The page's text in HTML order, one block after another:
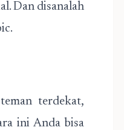
Dan disanalah
terdekat,
ini Anda bisa